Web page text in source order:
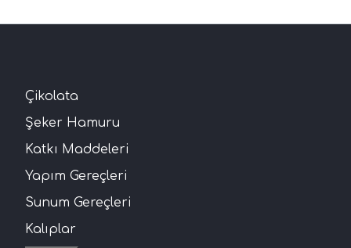
Çikolata
Şeker Hamuru
Katkı Maddeleri
Yapım Gereçleri
Sunum Gereçleri
Kalıplar